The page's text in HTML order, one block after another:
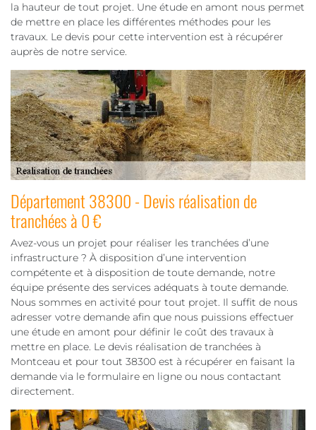
la hauteur de tout projet. Une étude en amont nous permet
de mettre en place les différentes méthodes pour les
travaux. Le devis pour cette intervention est à récupérer
auprès de notre service.
Département 38300 - Devis réalisation de
tranchées à 0 €
Avez-vous un projet pour réaliser les tranchées d’une
infrastructure ? À disposition d’une intervention
compétente et à disposition de toute demande, notre
équipe présente des services adéquats à toute demande.
Nous sommes en activité pour tout projet. Il suffit de nous
adresser votre demande afin que nous puissions effectuer
une étude en amont pour définir le coût des travaux à
mettre en place. Le devis réalisation de tranchées à
Montceau et pour tout 38300 est à récupérer en faisant la
demande via le formulaire en ligne ou nous contactant
directement.